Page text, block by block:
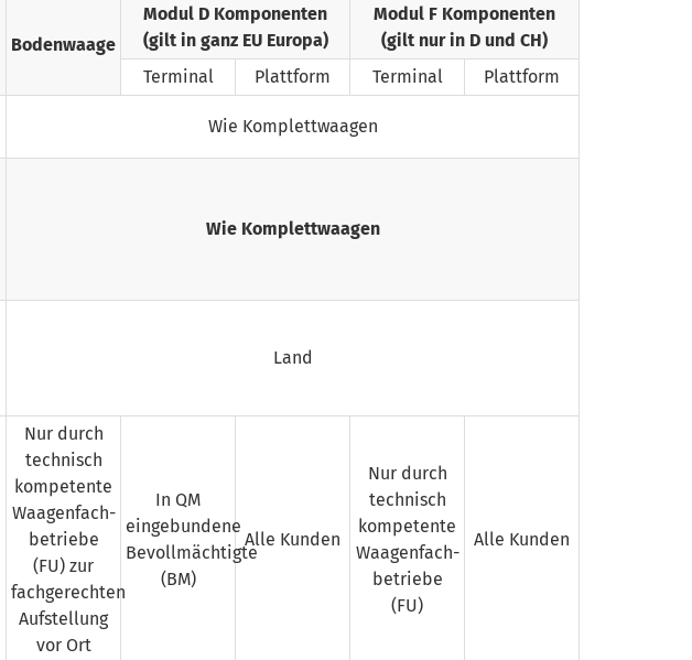
Bodenwaage
Modul D Komponenten
(gilt in ganz EU Europa)
Modul F Komponenten
(gilt nur in D und CH)
Terminal
Plattform Terminal Plattform
Wie Komplett­waagen
Wie Komplett­waagen
Land
Nur durch
technisch
kompetente
Waagen­fach­
betriebe
(FU) zur
fachgerechten
Aufstellung
vor Ort
In QM
eingebundene
Bevollmächtigte
(BM)
Alle Kunden
Nur durch
technisch
kompetente
Waagen­fach­
betriebe
(FU)
Alle Kunden